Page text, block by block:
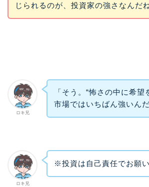
じられるのが、投資家の強さなんだね
ロキ兄
「そう。“怖さの中に希望
市場ではいちばん強いんだ
ロキ兄
※投資は自己責任でお願い